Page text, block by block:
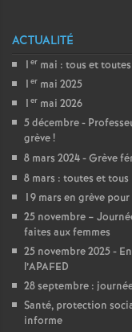
ACTUALITÉ
1 er mai : tous et
1 er mai 2025
1 er mai 2026
5 décembre -
grève!
8 mars 2024 - Grève
8 mars : toutes et
19 mars en grève
25 novembre –
faites aux femmes
25 novembre 2025 -
l’APAFED
28 septembre :
Santé, protection
informe